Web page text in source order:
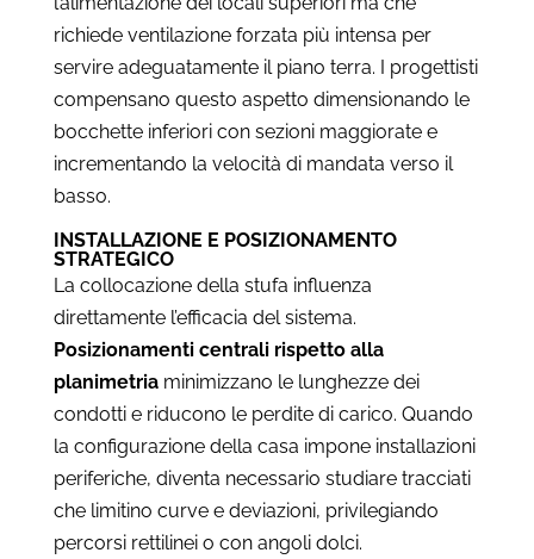
richiede ventilazione forzata più intensa per
servire adeguatamente il piano terra. I progettisti
compensano questo aspetto dimensionando le
bocchette inferiori con sezioni maggiorate e
incrementando la velocità di mandata verso il
basso.
INSTALLAZIONE E POSIZIONAMENTO
STRATEGICO
La collocazione della stufa influenza
direttamente l’efficacia del sistema.
Posizionamenti centrali rispetto alla
planimetriaminimizzano le lunghezze dei
condotti e riducono le perdite di carico. Quando
la configurazione della casa impone installazioni
periferiche, diventa necessario studiare tracciati
che limitino curve e deviazioni, privilegiando
percorsi rettilinei o con angoli dolci.